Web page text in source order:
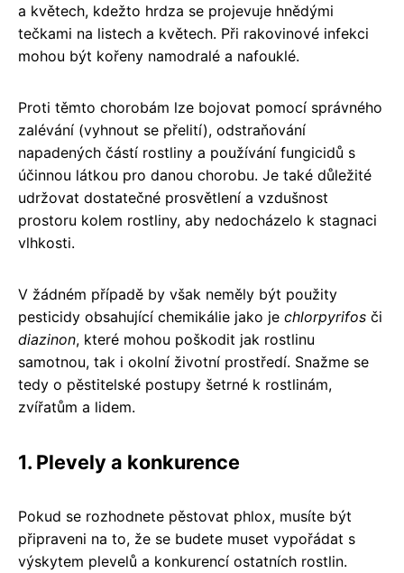
a květech, kdežto hrdza se projevuje hnědými
tečkami na listech a květech. Při rakovinové infekci
mohou být kořeny namodralé a nafouklé.
Proti těmto chorobám lze bojovat pomocí správného
zalévání (vyhnout se přelití), odstraňování
napadených částí rostliny a používání fungicidů s
účinnou látkou pro danou chorobu. Je také důležité
udržovat dostatečné prosvětlení a vzdušnost
prostoru kolem rostliny, aby nedocházelo k stagnaci
vlhkosti.
V žádném případě by však neměly být použity
pesticidy obsahující chemikálie jako je chlorpyrifos či
diazinon, které mohou poškodit jak rostlinu
samotnou, tak i okolní životní prostředí. Snažme se
tedy o pěstitelské postupy šetrné k rostlinám,
zvířatům a lidem.
1. Plevely a konkurence
Pokud se rozhodnete pěstovat phlox, musíte být
připraveni na to, že se budete muset vypořádat s
výskytem plevelů a konkurencí ostatních rostlin.